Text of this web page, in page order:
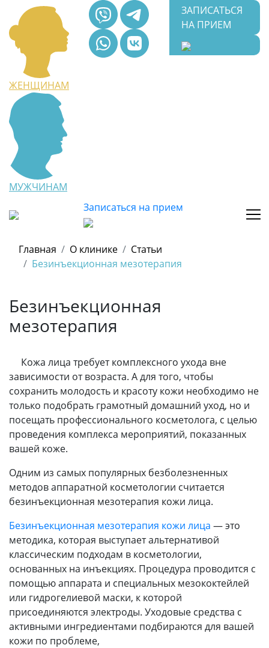
ЖЕНЩИНАМ
МУЖЧИНАМ
ЗАПИСАТЬСЯ
НА ПРИЕМ
Записаться на прием
Главная О клинике
Статьи
Безинъекционная мезотерапия
Безинъекционная
мезотерапия
Кожа лица требует комплексного ухода вне
зависимости от возраста. А для того, чтобы
сохранить молодость и красоту кожи необходимо не
только подобрать грамотный домашний уход, но и
посещать профессионального косметолога, с целью
проведения комплекса мероприятий, показанных
вашей коже.
Одним из самых популярных безболезненных
методов аппаратной косметологии считается
безинъекционная мезотерапия кожи лица.
Безинъекционная мезотерапия кожи лица — это
методика, которая выступает альтернативой
классическим подходам в косметологии,
основанных на инъекциях. Процедура проводится с
помощью аппарата и специальных мезококтейлей
или гидрогелиевой маски, к которой
присоединяются электроды. Уходовые средства с
активными ингредиентами подбираются для вашей
кожи по проблеме,